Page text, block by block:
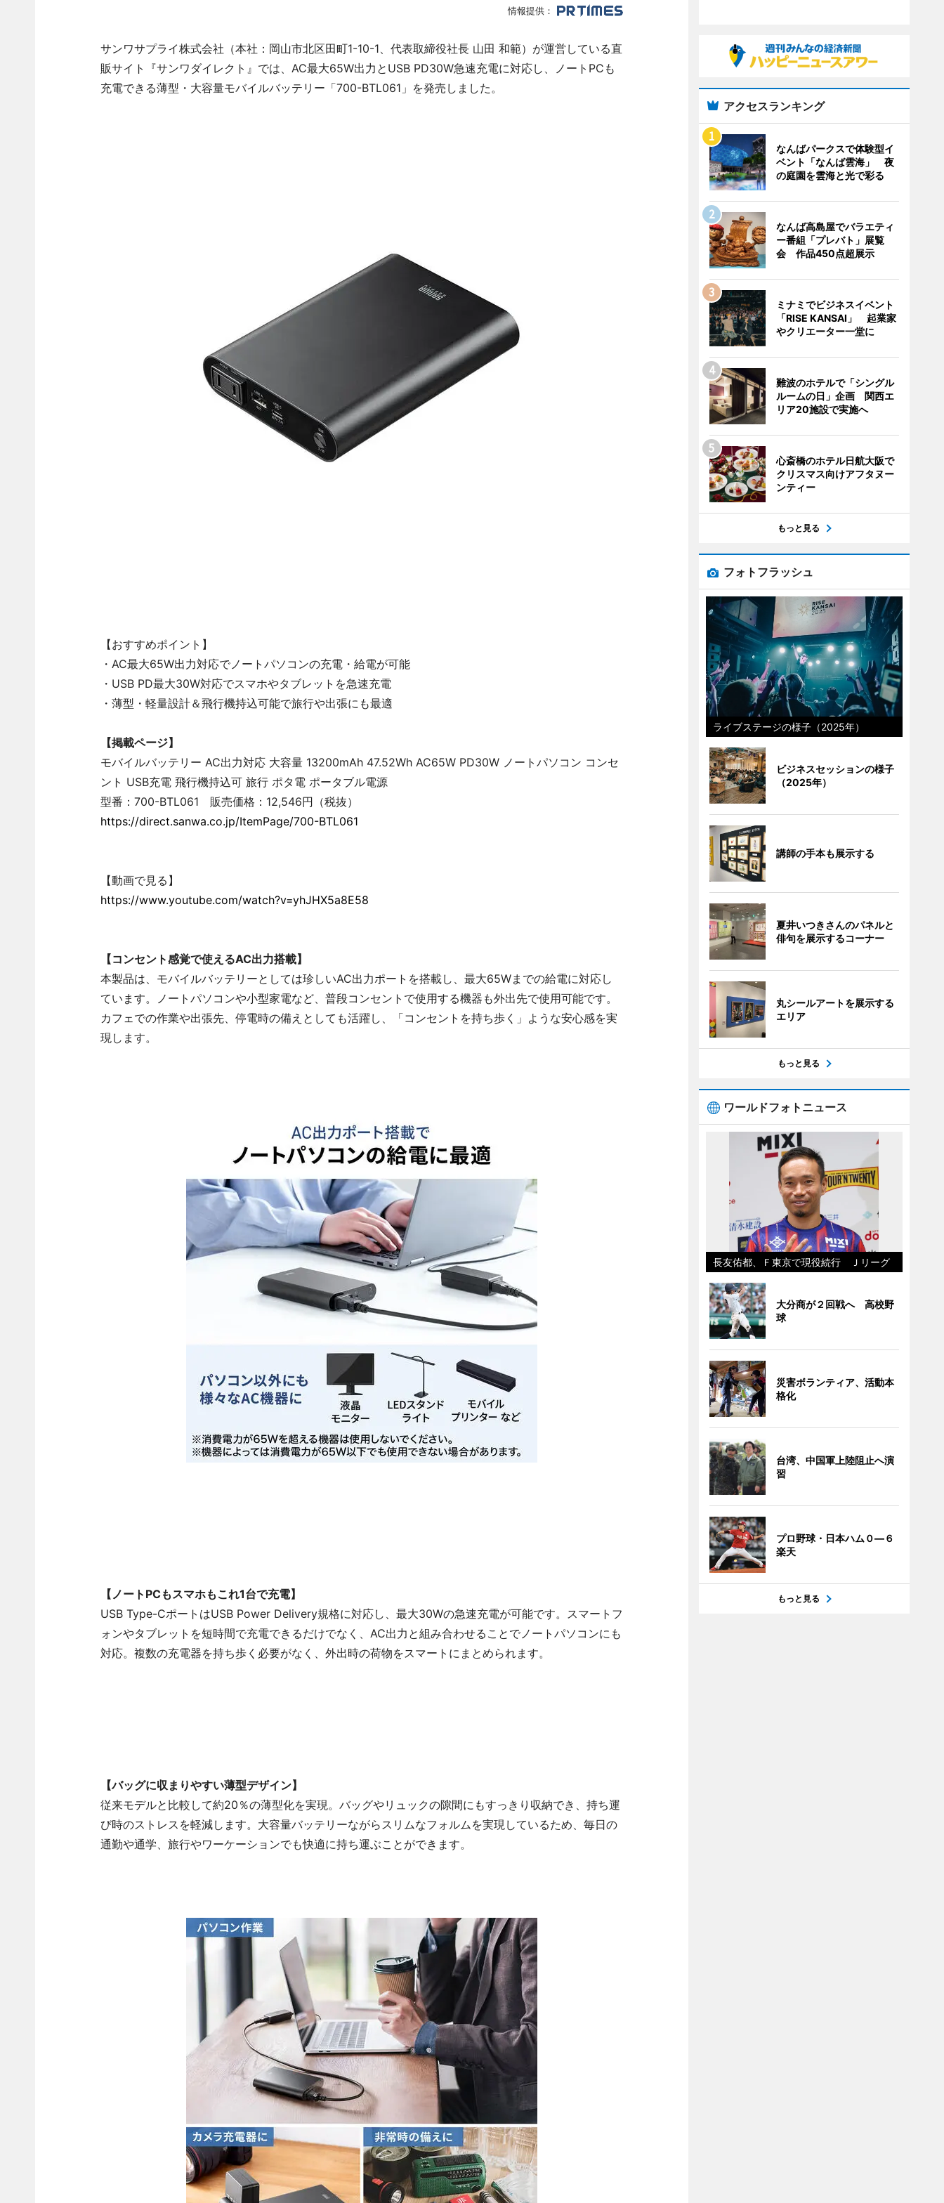
情報提供：
サンワサプライ株式会社（本社：岡山市北区田町1-10-1、代表取締役社長 山田 和範）が運営している直
販サイト『サンワダイレクト』では、AC最大65W出力とUSB PD30W急速充電に対応し、ノートPCも
充電できる薄型・大容量モバイルバッテリー「700-BTL061」を発売しました。
【おすすめポイント】
・AC最大65W出力対応でノートパソコンの充電・給電が可能
・USB PD最大30W対応でスマホやタブレットを急速充電
・薄型・軽量設計＆飛行機持込可能で旅行や出張にも最適
【掲載ページ】
モバイルバッテリー AC出力対応 大容量 13200mAh 47.52Wh AC65W PD30W ノートパソコン コンセ
ント USB充電 飛行機持込可 旅行 ポタ電 ポータブル電源
型番：700-BTL061 販売価格：12,546円（税抜）
https://direct.sanwa.co.jp/ItemPage/700-BTL061
【動画で見る】
https://www.youtube.com/watch?v=yhJHX5a8E58
【コンセント感覚で使えるAC出力搭載】
本製品は、モバイルバッテリーとしては珍しいAC出力ポートを搭載し、最大65Wまでの給電に対応し
ています。ノートパソコンや小型家電など、普段コンセントで使用する機器も外出先で使用可能です。
カフェでの作業や出張先、停電時の備えとしても活躍し、「コンセントを持ち歩く」ような安心感を実
現します。
【ノートPCもスマホもこれ1台で充電】
USB Type-CポートはUSB Power Delivery規格に対応し、最大30Wの急速充電が可能です。スマートフ
ォンやタブレットを短時間で充電できるだけでなく、AC出力と組み合わせることでノートパソコンにも
対応。複数の充電器を持ち歩く必要がなく、外出時の荷物をスマートにまとめられます。
【バッグに収まりやすい薄型デザイン】
従来モデルと比較して約20％の薄型化を実現。バッグやリュックの隙間にもすっきり収納でき、持ち運
び時のストレスを軽減します。大容量バッテリーながらスリムなフォルムを実現しているため、毎日の
通勤や通学、旅行やワーケーションでも快適に持ち運ぶことができます。
アクセスランキング
なんばパークスで体験型イ
ベント「なんば雲海」 夜
の庭園を雲海と光で彩る
なんば高島屋でバラエティ
ー番組「プレバト」展覧
会 作品450点超展示
ミナミでビジネスイベント
「RISE KANSAI」 起業家
やクリエーター一堂に
難波のホテルで「シングル
ルームの日」企画 関西エ
リア20施設で実施へ
心斎橋のホテル日航大阪で
クリスマス向けアフタヌー
ンティー
もっと見る
フォトフラッシュ
ライブステージの様子（2025年）
ビジネスセッションの様子
（2025年）
講師の手本も展示する
夏井いつきさんのパネルと
俳句を展示するコーナー
丸シールアートを展示する
エリア
もっと見る
ワールドフォトニュース
長友佑都、Ｆ東京で現役続行 Ｊリーグ
大分商が２回戦へ 高校野
球
災害ボランティア、活動本
格化
台湾、中国軍上陸阻止へ演
習
プロ野球・日本ハム０―６
楽天
もっと見る